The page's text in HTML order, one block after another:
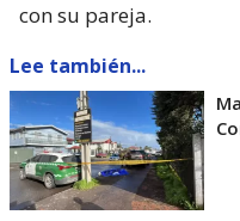
con su pareja.
Lee también...